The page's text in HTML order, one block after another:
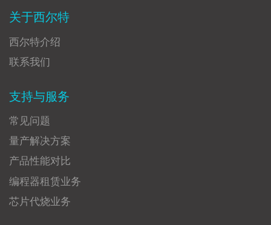
关于西尔特
西尔特介绍
联系我们
支持与服务
常见问题
量产解决方案
产品性能对比
编程器租赁业务
芯片代烧业务